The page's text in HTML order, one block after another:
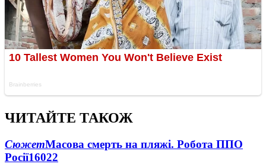
ЧИТАЙТЕ ТАКОЖ
СюжетМасова смерть на пляжі. Робота ППО
Росії16022